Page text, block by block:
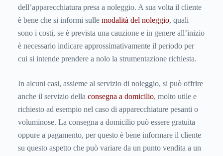
dell’apparecchiatura presa a noleggio. A sua volta il cliente
è bene che si informi sulle modalità del noleggio, quali
sono i costi, se è prevista una cauzione e in genere all’inizio
è necessario indicare approssimativamente il periodo per
cui si intende prendere a nolo la strumentazione richiesta.
In alcuni casi, assieme al servizio di noleggio, si può offrire
anche il servizio della consegna a domicilio, molto utile e
richiesto ad esempio nel caso di apparecchiature pesanti o
voluminose. La consegna a domicilio può essere gratuita
oppure a pagamento, per questo è bene informare il cliente
su questo aspetto che può variare da un punto vendita a un